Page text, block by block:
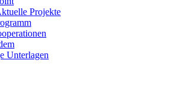
Projekte
Unterlagen